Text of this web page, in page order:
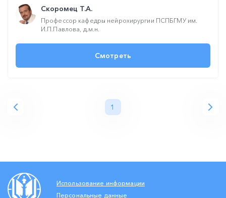
Скоромец Т.А.
Профессор кафедры нейрохирургии ПСПБГМУ им.
И.П.Павлова, д.м.н.
Смотреть
1
Использование информации
Персональные данные